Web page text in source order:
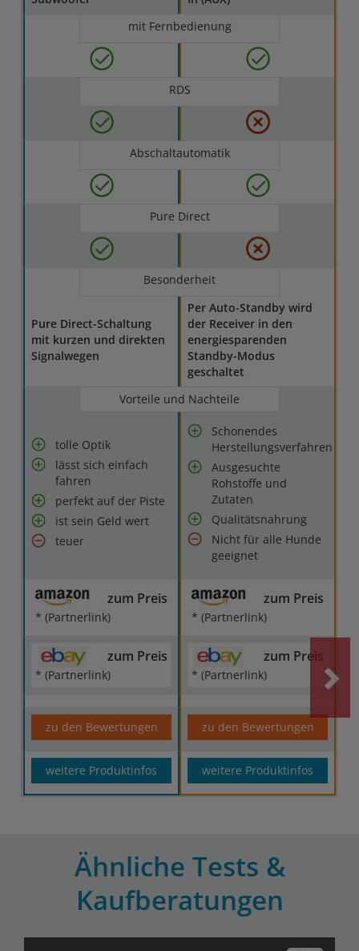
mit Fernbedienung
RDS
Abschaltautomatik
Pure Direct
Besonderheit
Pure Direct-Schaltung
mit kurzen und direkten
Signalwegen
Per Auto-Standby wird
der Receiver in den
energiesparenden
Standby-Modus
geschaltet
Vorteile und Nachteile
tolle Optik
lässt sich einfach
fahren
perfekt auf der Piste
ist sein Geld wert
teuer
Schonendes
Herstellungsverfahren
Ausgesuchte
Rohstoffe und
Zutaten
Qualitätsnahrung
Nicht für alle Hunde
geeignet
zum Preis
* (Partnerlink)
zum Preis
* (Partnerlink)
zum Preis
* (Partnerlink)
zum Preis
* (Partnerlink)
zu den Bewertungen zu den Bewertungen
weitere Produktinfos weitere Produktinfos
Ähnliche Tests &
Kaufberatungen